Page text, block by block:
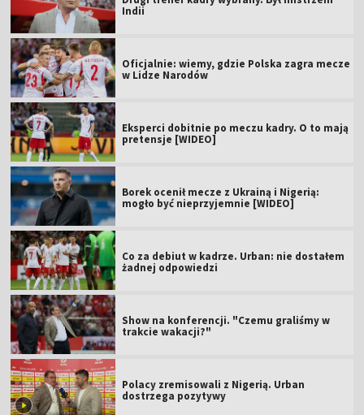
Indii
Oficjalnie: wiemy, gdzie Polska zagra mecze
w Lidze Narodów
Eksperci dobitnie po meczu kadry. O to mają
pretensje [WIDEO]
Borek ocenił mecze z Ukrainą i Nigerią:
mogło być nieprzyjemnie [WIDEO]
Co za debiut w kadrze. Urban: nie dostałem
żadnej odpowiedzi
Show na konferencji. "Czemu graliśmy w
trakcie wakacji?"
Polacy zremisowali z Nigerią. Urban
dostrzega pozytywy